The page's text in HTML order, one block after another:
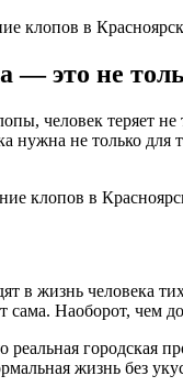
клопов в
— это не
человек теряет
нужна не только
клопов в
в жизнь человека
сама. Наоборот, чем
городская
жизнь без